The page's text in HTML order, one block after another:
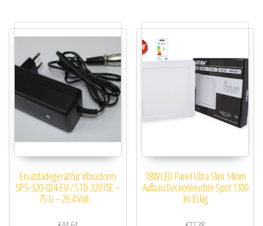
Ersatzladegerät für Vibradorm
SPS-320-024-EU / STD-32075E –
7S Li – 29,4 Volt …
18W LED Panel Ultra Slim 14mm
Aufbau Deckenleuchte Spot 1300
lm Eckig